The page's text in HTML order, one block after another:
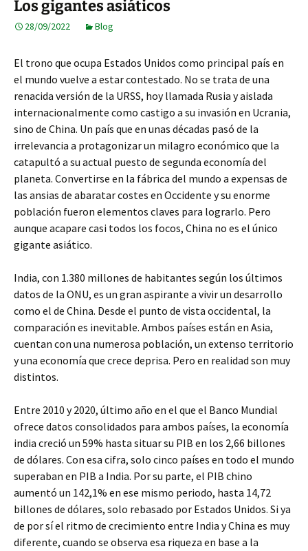
Los gigantes asiáticos
28/09/2022 Blog
El trono que ocupa Estados Unidos como principal país en
el mundo vuelve a estar contestado. No se trata de una
renacida versión de la URSS, hoy llamada Rusia y aislada
internacionalmente como castigo a su invasión en Ucrania,
sino de China. Un país que en unas décadas pasó de la
irrelevancia a protagonizar un milagro económico que la
catapultó a su actual puesto de segunda economía del
planeta. Convertirse en la fábrica del mundo a expensas de
las ansias de abaratar costes en Occidente y su enorme
población fueron elementos claves para lograrlo. Pero
aunque acapare casi todos los focos, China no es el único
gigante asiático.
India, con 1.380 millones de habitantes según los últimos
datos de la ONU, es un gran aspirante a vivir un desarrollo
como el de China. Desde el punto de vista occidental, la
comparación es inevitable. Ambos países están en Asia,
cuentan con una numerosa población, un extenso territorio
y una economía que crece deprisa. Pero en realidad son muy
distintos.
Entre 2010 y 2020, último año en el que el Banco Mundial
ofrece datos consolidados para ambos países, la economía
india creció un 59% hasta situar su PIB en los 2,66 billones
de dólares. Con esa cifra, solo cinco países en todo el mundo
superaban en PIB a India. Por su parte, el PIB chino
aumentó un 142,1% en ese mismo periodo, hasta 14,72
billones de dólares, solo rebasado por Estados Unidos. Si ya
de por sí el ritmo de crecimiento entre India y China es muy
diferente, cuando se observa esa riqueza en base a la